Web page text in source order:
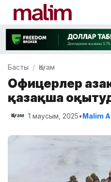
Басты Қоғам
Офицерлер
қазақша
Қоғам 1 маусым, 2025•Malim